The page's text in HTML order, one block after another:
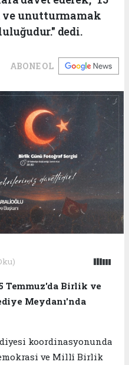
ve unutturmamak
dedi.
ABONE OL
Temmuz'da Birlik ve
Meydanı'nda
koordinasyonunda
ve Millî Birlik